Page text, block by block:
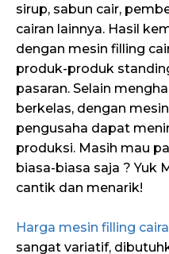
sirup, sabun cair,
cairan lainnya. Hasil
dengan mesin filling
produk-produk
pasaran. Selain
berkelas, dengan
pengusaha dapat
produksi. Masih mau
biasa-biasa saja ? Yuk
cantik dan menarik!
Harga mesin filling
sangat variatif,